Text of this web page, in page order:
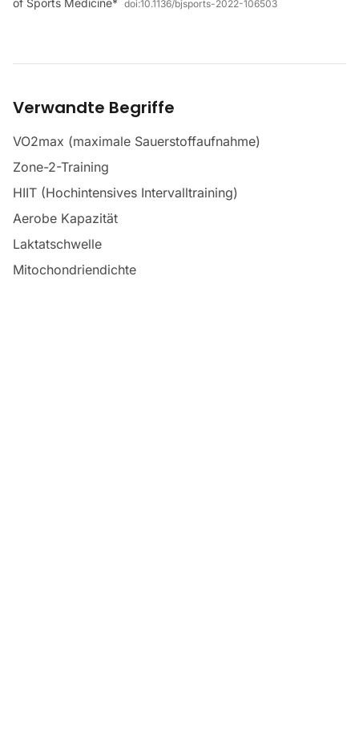
of Sports Medicine* doi:10.1136/bjsports-2022-106503
Verwandte Begriffe
VO2max (maximale Sauerstoffaufnahme)
Zone-2-Training
HIIT (Hochintensives Intervalltraining)
Aerobe Kapazität
Laktatschwelle
Mitochondriendichte